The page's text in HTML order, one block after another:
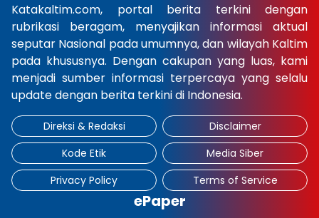
Katakaltim.com, portal berita terkini dengan
rubrikasi beragam, menyajikan informasi aktual
seputar Nasional pada umumnya, dan wilayah Kaltim
pada khususnya. Dengan cakupan yang luas, kami
menjadi sumber informasi terpercaya yang selalu
update dengan berita terkini di Indonesia.
Direksi & Redaksi
Disclaimer
Kode Etik
Media Siber
Privacy Policy
Terms of Service
ePaper